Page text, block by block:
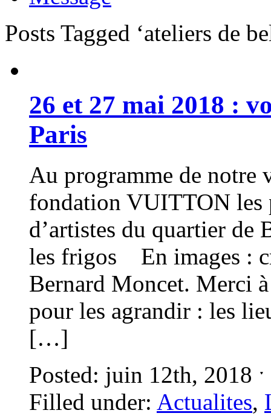
Posts Tagged ‘ateliers de
26 et 27 mai 2018 :
Paris
Au programme de notre
fondation VUITTON les
d’artistes du quartier
les frigos En images :
Bernard Moncet. Merci
pour les agrandir : les
[…]
Posted: juin 12th, 2018
Filled under: Actualites,